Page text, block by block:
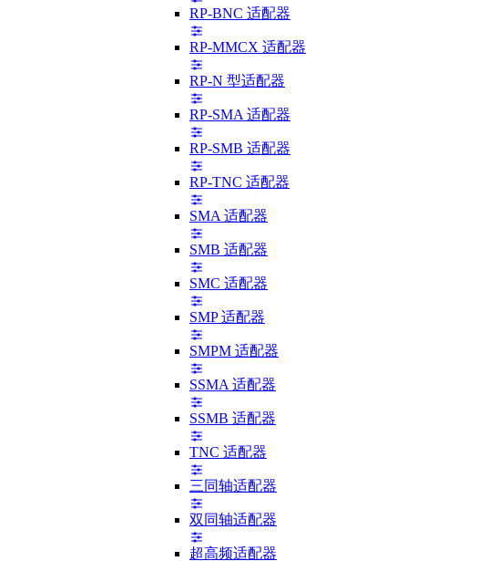
RP-BNC 适配器
RP-MMCX 适配器
RP-N 型适配器
RP-SMA 适配器
RP-SMB 适配器
RP-TNC 适配器
SMA 适配器
SMB 适配器
SMC 适配器
SMP 适配器
SMPM 适配器
SSMA 适配器
SSMB 适配器
TNC 适配器
三同轴适配器
双同轴适配器
超高频适配器